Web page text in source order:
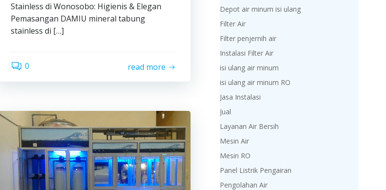
Stainless di Wonosobo: Higienis & Elegan
Pemasangan DAMIU mineral tabung
stainless di […]
0 read more
Depot air minum isi ulang
Filter Air
Filter penjernih air
Instalasi Filter Air
isi ulang air minum
isi ulang air minum RO
Jasa Instalasi
Jual
Layanan Air Bersih
Mesin Air
Mesin RO
Panel Listrik Pengairan
Pengolahan Air